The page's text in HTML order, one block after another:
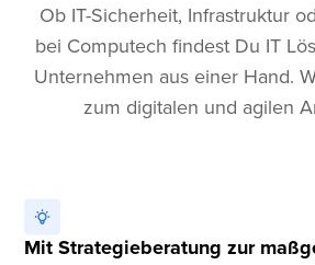
Ob IT-Sicherheit, Infrastruktur
bei Computech findest Du IT
Unternehmen aus einer Hand.
zum digitalen und agilen
Mit Strategieberatung zur